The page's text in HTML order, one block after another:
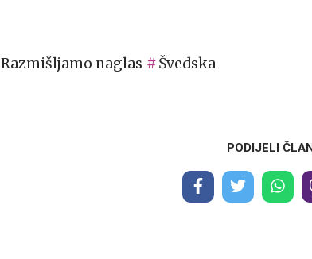
Razmišljamo naglas Švedska
PODIJELI